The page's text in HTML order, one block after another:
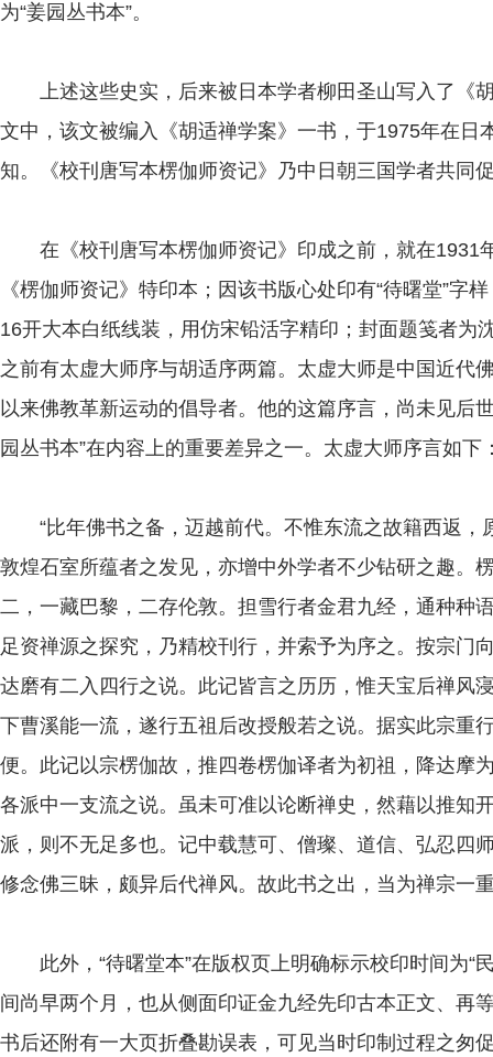
为“姜园丛书本”。
上述这些史实，后来被日本学者柳田圣山写入了《
文中，该文被编入《胡适禅学案》一书，于1975年在日
知。《校刊唐写本楞伽师资记》乃中日朝三国学者共同
在《校刊唐写本楞伽师资记》印成之前，就在1931
《楞伽师资记》特印本；因该书版心处印有“待曙堂”字
16开大本白纸线装，用仿宋铅活字精印；封面题笺者为
之前有太虚大师序与胡适序两篇。太虚大师是中国近代
以来佛教革新运动的倡导者。他的这篇序言，尚未见后
园丛书本”在内容上的重要差异之一。太虚大师序言如下
“比年佛书之备，迈越前代。不惟东流之故籍西返，
敦煌石室所蕴者之发见，亦增中外学者不少钻研之趣。
二，一藏巴黎，二存伦敦。担雪行者金君九经，通种种
足资禅源之探究，乃精校刊行，并索予为序之。按宗门
达磨有二入四行之说。此记皆言之历历，惟天宝后禅风
下曹溪能一流，遂行五祖后改授般若之说。据实此宗重
便。此记以宗楞伽故，推四卷楞伽译者为初祖，降达摩
各派中一支流之说。虽未可准以论断禅史，然藉以推知
派，则不无足多也。记中载慧可、僧璨、道信、弘忍四
修念佛三昧，颇异后代禅风。故此书之出，当为禅宗一
此外，“待曙堂本”在版权页上明确标示校印时间为“
间尚早两个月，也从侧面印证金九经先印古本正文、再
书后还附有一大页折叠勘误表，可见当时印制过程之匆